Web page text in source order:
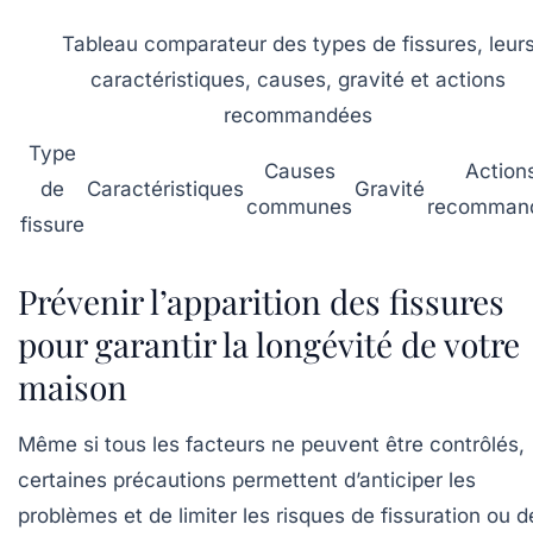
Tableau comparateur des types de fissures,
caractéristiques, causes, gravité et actions
recommandées
Type
de
fissure
Caractéristiques
Causes
communes
Gravité
Prévenir l’apparition des fissures
pour garantir la longévité de votre
maison
Même si tous les facteurs ne peuvent être contrôlés,
certaines précautions permettent d’anticiper les
problèmes et de limiter les risques de fissuration ou